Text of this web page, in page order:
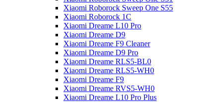
Xiaomi Roborock Sweep One S55
Xiaomi Roborock 1C
Xiaomi Dreame L10 Pro
Xiaomi Dreame D9
Xiaomi Dreame F9 Cleaner
Xiaomi Dreame D9 Pro
Xiaomi Dreame RLS5-BL0
Xiaomi Dreame RLS5-WH0
Xiaomi Dreame F9
Xiaomi Dreame RVS5-WH0
Xiaomi Dreame L10 Pro Plus